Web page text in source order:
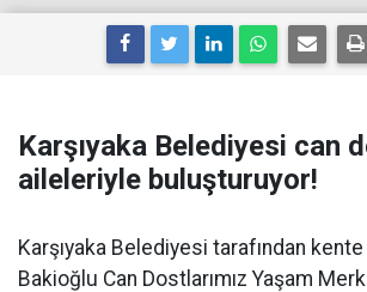
Karşıyaka Belediyesi can
aileleriyle buluşturuyor!
Karşıyaka Belediyesi tarafından kente
Bakioğlu Can Dostlarımız Yaşam